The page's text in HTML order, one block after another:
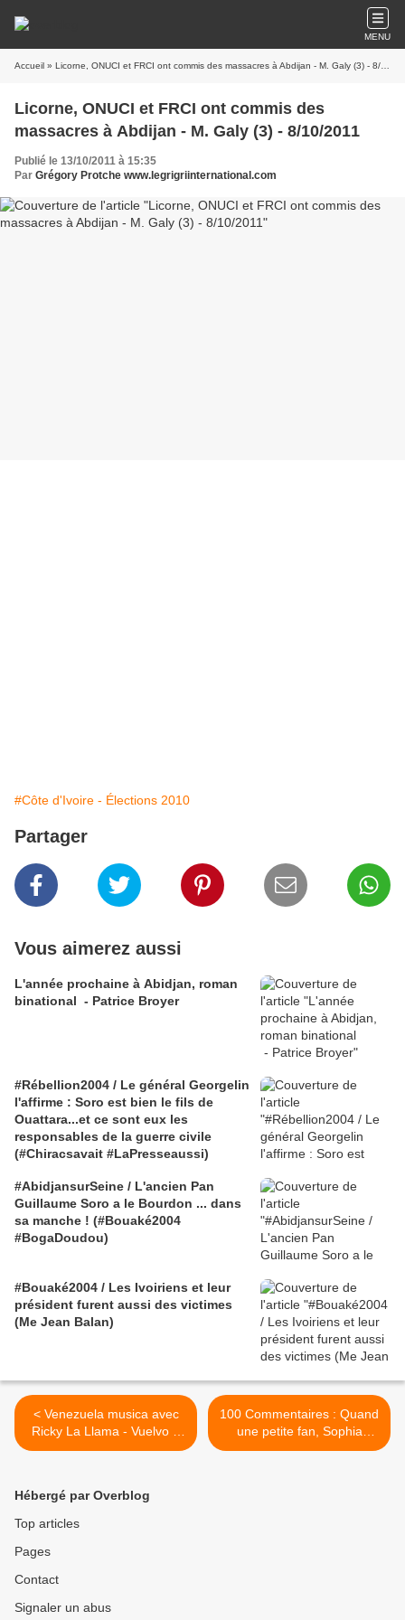
MENU
Accueil » Licorne, ONUCI et FRCI ont commis des massacres à Abdijan - M. Galy (3) - 8/10/2011
Licorne, ONUCI et FRCI ont commis des
massacres à Abdijan - M. Galy (3) - 8/10/2011
Publié le 13/10/2011 à 15:35
Par Grégory Protche www.legrigriinternational.com
#Côte d'Ivoire - Élections 2010
Partager
Vous aimerez aussi
L'année prochaine à Abidjan, roman
binational - Patrice Broyer
#Rébellion2004 / Le général Georgelin
l'affirme : Soro est bien le fils de
Ouattara...et ce sont eux les
responsables de la guerre civile
(#Chiracsavait #LaPresseaussi)
#AbidjansurSeine / L'ancien Pan
Guillaume Soro a le Bourdon ... dans
sa manche ! (#Bouaké2004
#BogaDoudou)
#Bouaké2004 / Les Ivoiriens et leur
président furent aussi des victimes
(Me Jean Balan)
< Venezuela musica avec
Ricky La Llama - Vuelvo a
Nace
100 Commentaires : Quand
une petite fan, Sophia
Grace rencontre Nicki Minaj
Hébergé par Overblog
Top articles
Pages
Contact
Signaler un abus